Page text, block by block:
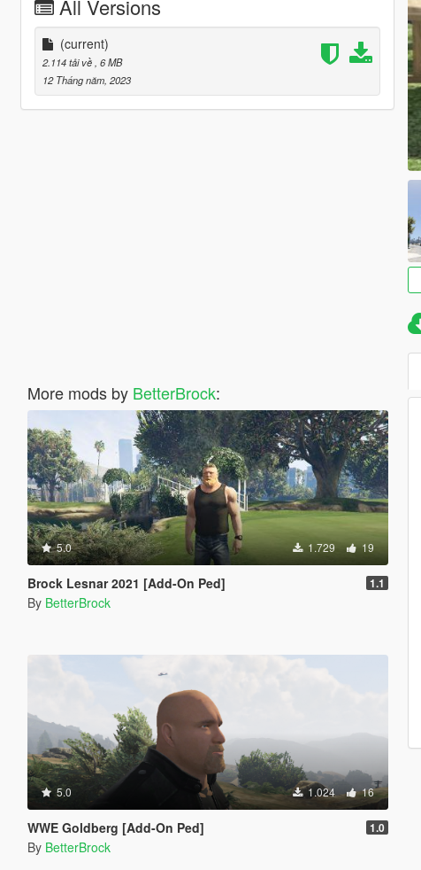
All Versions
(current)
2.114 tải về , 6 MB
12 Tháng năm, 2023
More mods by BetterBrock:
5.0 1.729 19
Brock Lesnar 2021 [Add-On Ped] 1.1
By BetterBrock
5.0 1.024 16
WWE Goldberg [Add-On Ped] 1.0
By BetterBrock